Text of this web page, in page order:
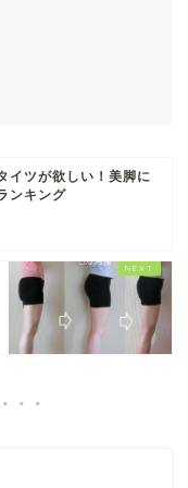
イツが欲しい！美脚に
ンキング